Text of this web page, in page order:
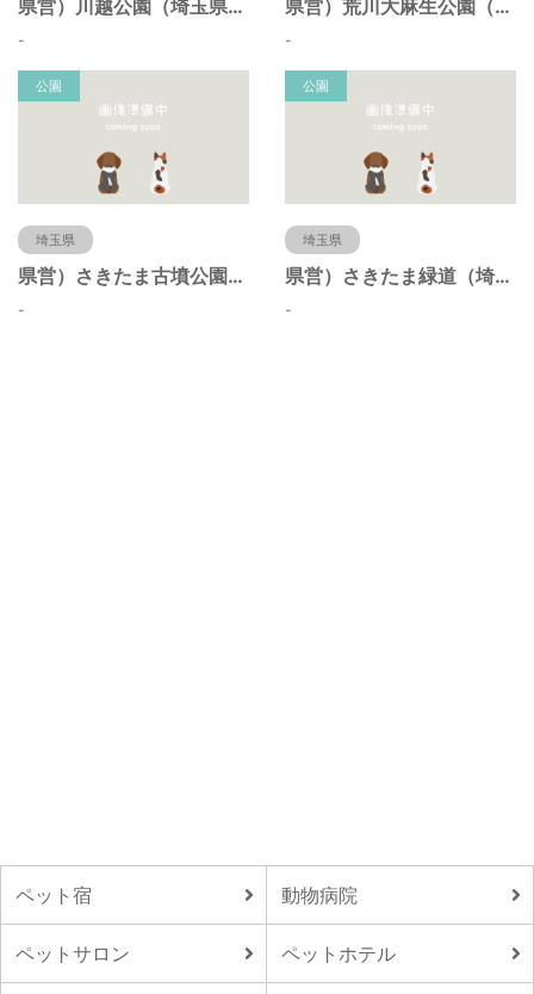
県営）川越公園（埼玉県川越市）
-
県営）荒川大麻生公園（埼玉県熊谷市）
-
公園
埼玉県
県営）さきたま古墳公園（埼玉県行田市）
-
公園
埼玉県
県営）さきたま緑道（埼玉県行田市）
-
ペット宿 動物病院
ペットサロン ペットホテル